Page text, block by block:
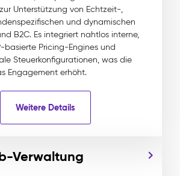
Unterstützung von Echtzeit-,
und dynamischen
B2C. Es integriert nahtlos interne,
basierte Pricing-Engines und
Steuerkonfigurationen, was die
Engagement erhöht.
Weitere Details
Verwaltung